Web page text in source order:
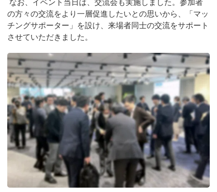
なお、イベント当日は、交流会も実施しました。参加者
の方々の交流をより一層促進したいとの思いから、「マッ
チングサポーター」を設け、来場者同士の交流をサポート
させていただきました。